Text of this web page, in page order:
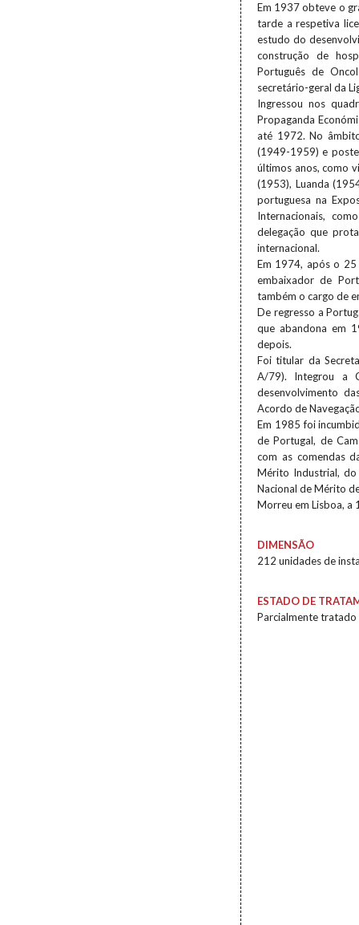
Em 1937 obteve o
tarde a respetiva
estudo do
construção de
Português de
secretário-geral da
Ingressou nos
Propaganda
até 1972. No
(1949-1959) e
últimos anos, como
(1953), Luanda
portuguesa na
Internacionais,
delegação que
internacional.
Em 1974, após o
embaixador de
também o cargo de
De regresso a
que abandona em
depois.
Foi titular da
A/79). Integrou a
desenvolvimento
Acordo de
Em 1985 foi
de Portugal, de
com as comendas
Mérito Industrial,
Nacional de Mérito
Morreu em Lisboa, a
DIMENSÃO
212 unidades de
ESTADO DE
Parcialmente tratado